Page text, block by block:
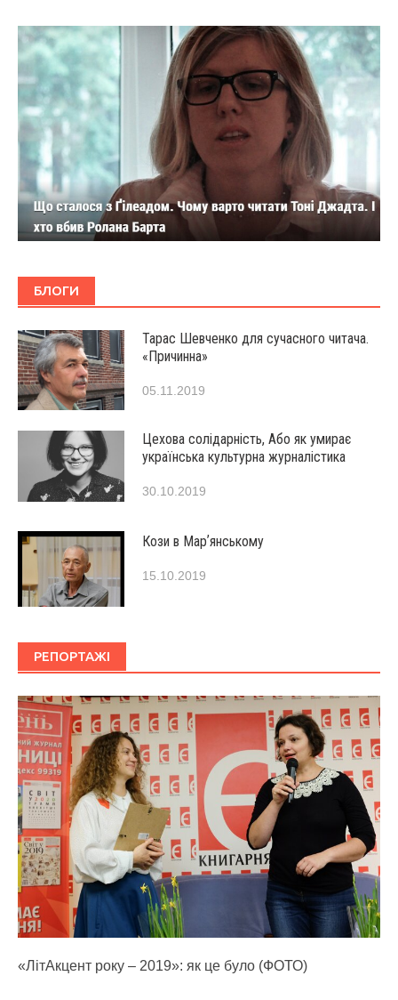
БЛОГИ
Тарас Шевченко для сучасного читача.
«Причинна»
05.11.2019
Цехова солідарність, Або як умирає
українська культурна журналістика
30.10.2019
Кози в Марʼянському
15.10.2019
РЕПОРТАЖІ
«ЛітАкцент року – 2019»: як це було (ФОТО)